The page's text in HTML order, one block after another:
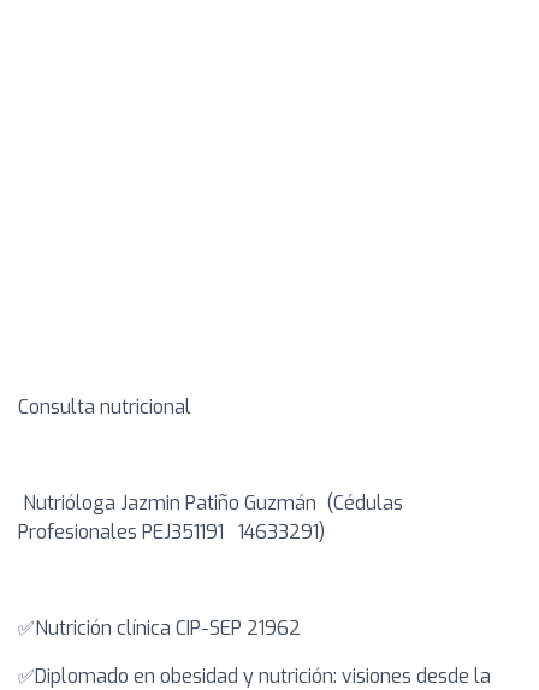
Consulta nutricional
Nutrióloga Jazmin Patiño Guzmán (Cédulas
Profesionales PEJ351191 14633291)
✅️Nutrición clínica CIP-SEP 21962
✅️Diplomado en obesidad y nutrición: visiones desde la